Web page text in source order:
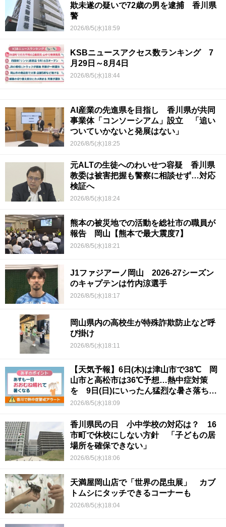
欺未遂の疑いで72歳の男を逮捕 香川県
警
2026/8/5(水)18:59
KSBニュースアクセス数ランキング 7
月29日～8月4日
2026/8/5(水)18:44
AI産業の先進県を目指し 香川県が共同
事業体「コンソーシアム」設立 「追い
ついていかないと発展はない」
2026/8/5(水)18:25
元ALTの生徒へのわいせつ容疑 香川県
教委は被害把握も警察に相談せず…対応
検証へ
2026/8/5(水)18:24
熊本の被災地での活動を総社市の職員が
報告 岡山【熊本で最大震度7】
2026/8/5(水)18:21
J1ファジアーノ岡山 2026-27シーズン
のキャプテンは竹内涼選手
2026/8/5(水)18:17
岡山県内の高校生が特殊詐欺防止など呼
び掛け
2026/8/5(水)18:11
【天気予報】6日(木)は津山市で38℃ 岡
山市と高松市は36℃予想…熱中症対策
を 9日(日)にいったん猛烈な暑さ落ち着
くか
2026/8/5(水)18:09
香川県民の日 小中学校の対応は？ 16
市町で休校にしない方針 「子どもの居
場所を確保できない」
2026/8/5(水)18:06
天満屋岡山店で「世界の昆虫展」 カブ
トムシにタッチできるコーナーも
2026/8/5(水)18:04